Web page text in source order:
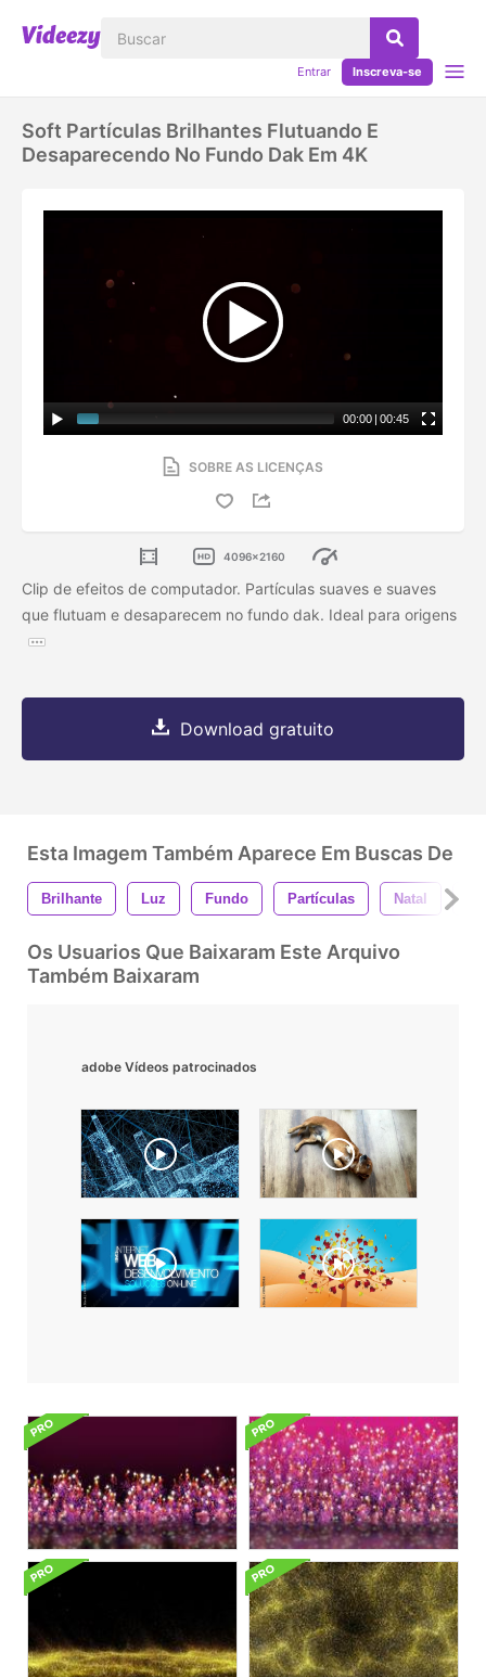
Entrar Inscreva-se
Soft Partículas Brilhantes Flutuando E
Desaparecendo No Fundo Dak Em 4K
00:00 | 00:45
SOBRE AS LICENÇAS
4096x2160
Clip de efeitos de computador. Partículas suaves e suaves
que flutuam e desaparecem no fundo dak. Ideal para origens
Download gratuito
Esta Imagem Também Aparece Em Buscas De
Brilhante Luz Fundo Partículas Natal
Os Usuarios Que Baixaram Este Arquivo
Também Baixaram
adobe Vídeos patrocinados